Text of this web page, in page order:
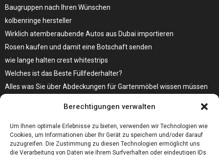
Berechtigungen verwalten
Um Ihnen optimale Erlebnisse zu bieten, verwenden wir Technologien wie
Cookies, um Informationen über Ihr Gerät zu speichern und/oder darauf
zuzugreifen. Die Zustimmung zu diesen Technologien ermöglicht uns
die Verarbeitung von Daten wie Ihrem Surfverhalten oder eindeutigen IDs
Baugruppen nach Ihren Wünschen
kolbenringe hersteller
Wirklich atemberaubende Autos aus Dubai importieren
Rosen kaufen und damit eine Botschaft senden
wie lange halten crest whitestrips
Welches ist das Beste Füllfederhalter?
Alles was Sie über Abdeckungen für Gartenmöbel wissen müssen
Bare Metal Server?